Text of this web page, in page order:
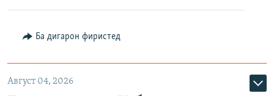
Ба дигарон фиристед
Август 04, 2026